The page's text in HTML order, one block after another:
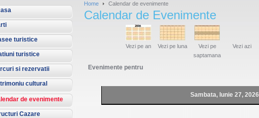
Home Calendar de evenimente
Calendar de Evenimente
Vezi pe an Vezi pe luna
Vezi pe
saptamana
Vezi azi
Evenimente pentru
Sambata, Iunie 27, 2026
turistice
turistice
si rezervatii
cultural
de evenimente
Cazare